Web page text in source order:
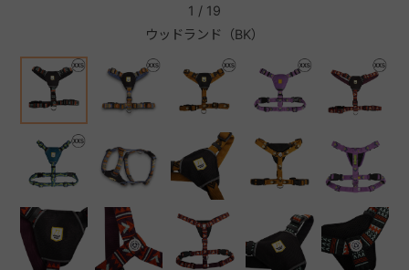
ウッドランド（BK）
1 / 19